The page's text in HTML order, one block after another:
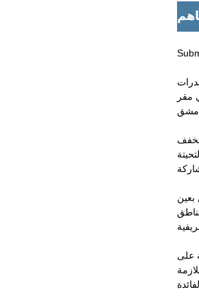
11 أيلول 2023 في مقر
تخفف
بعين
على